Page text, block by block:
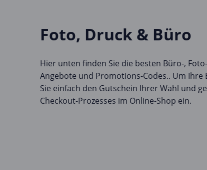
Foto, Druck & Büro
Hier unten finden Sie die besten Büro-,
Angebote und Promotions-Codes.. Um Ihre
Sie einfach den Gutschein Ihrer Wahl und
Checkout-Prozesses im Online-Shop ein.